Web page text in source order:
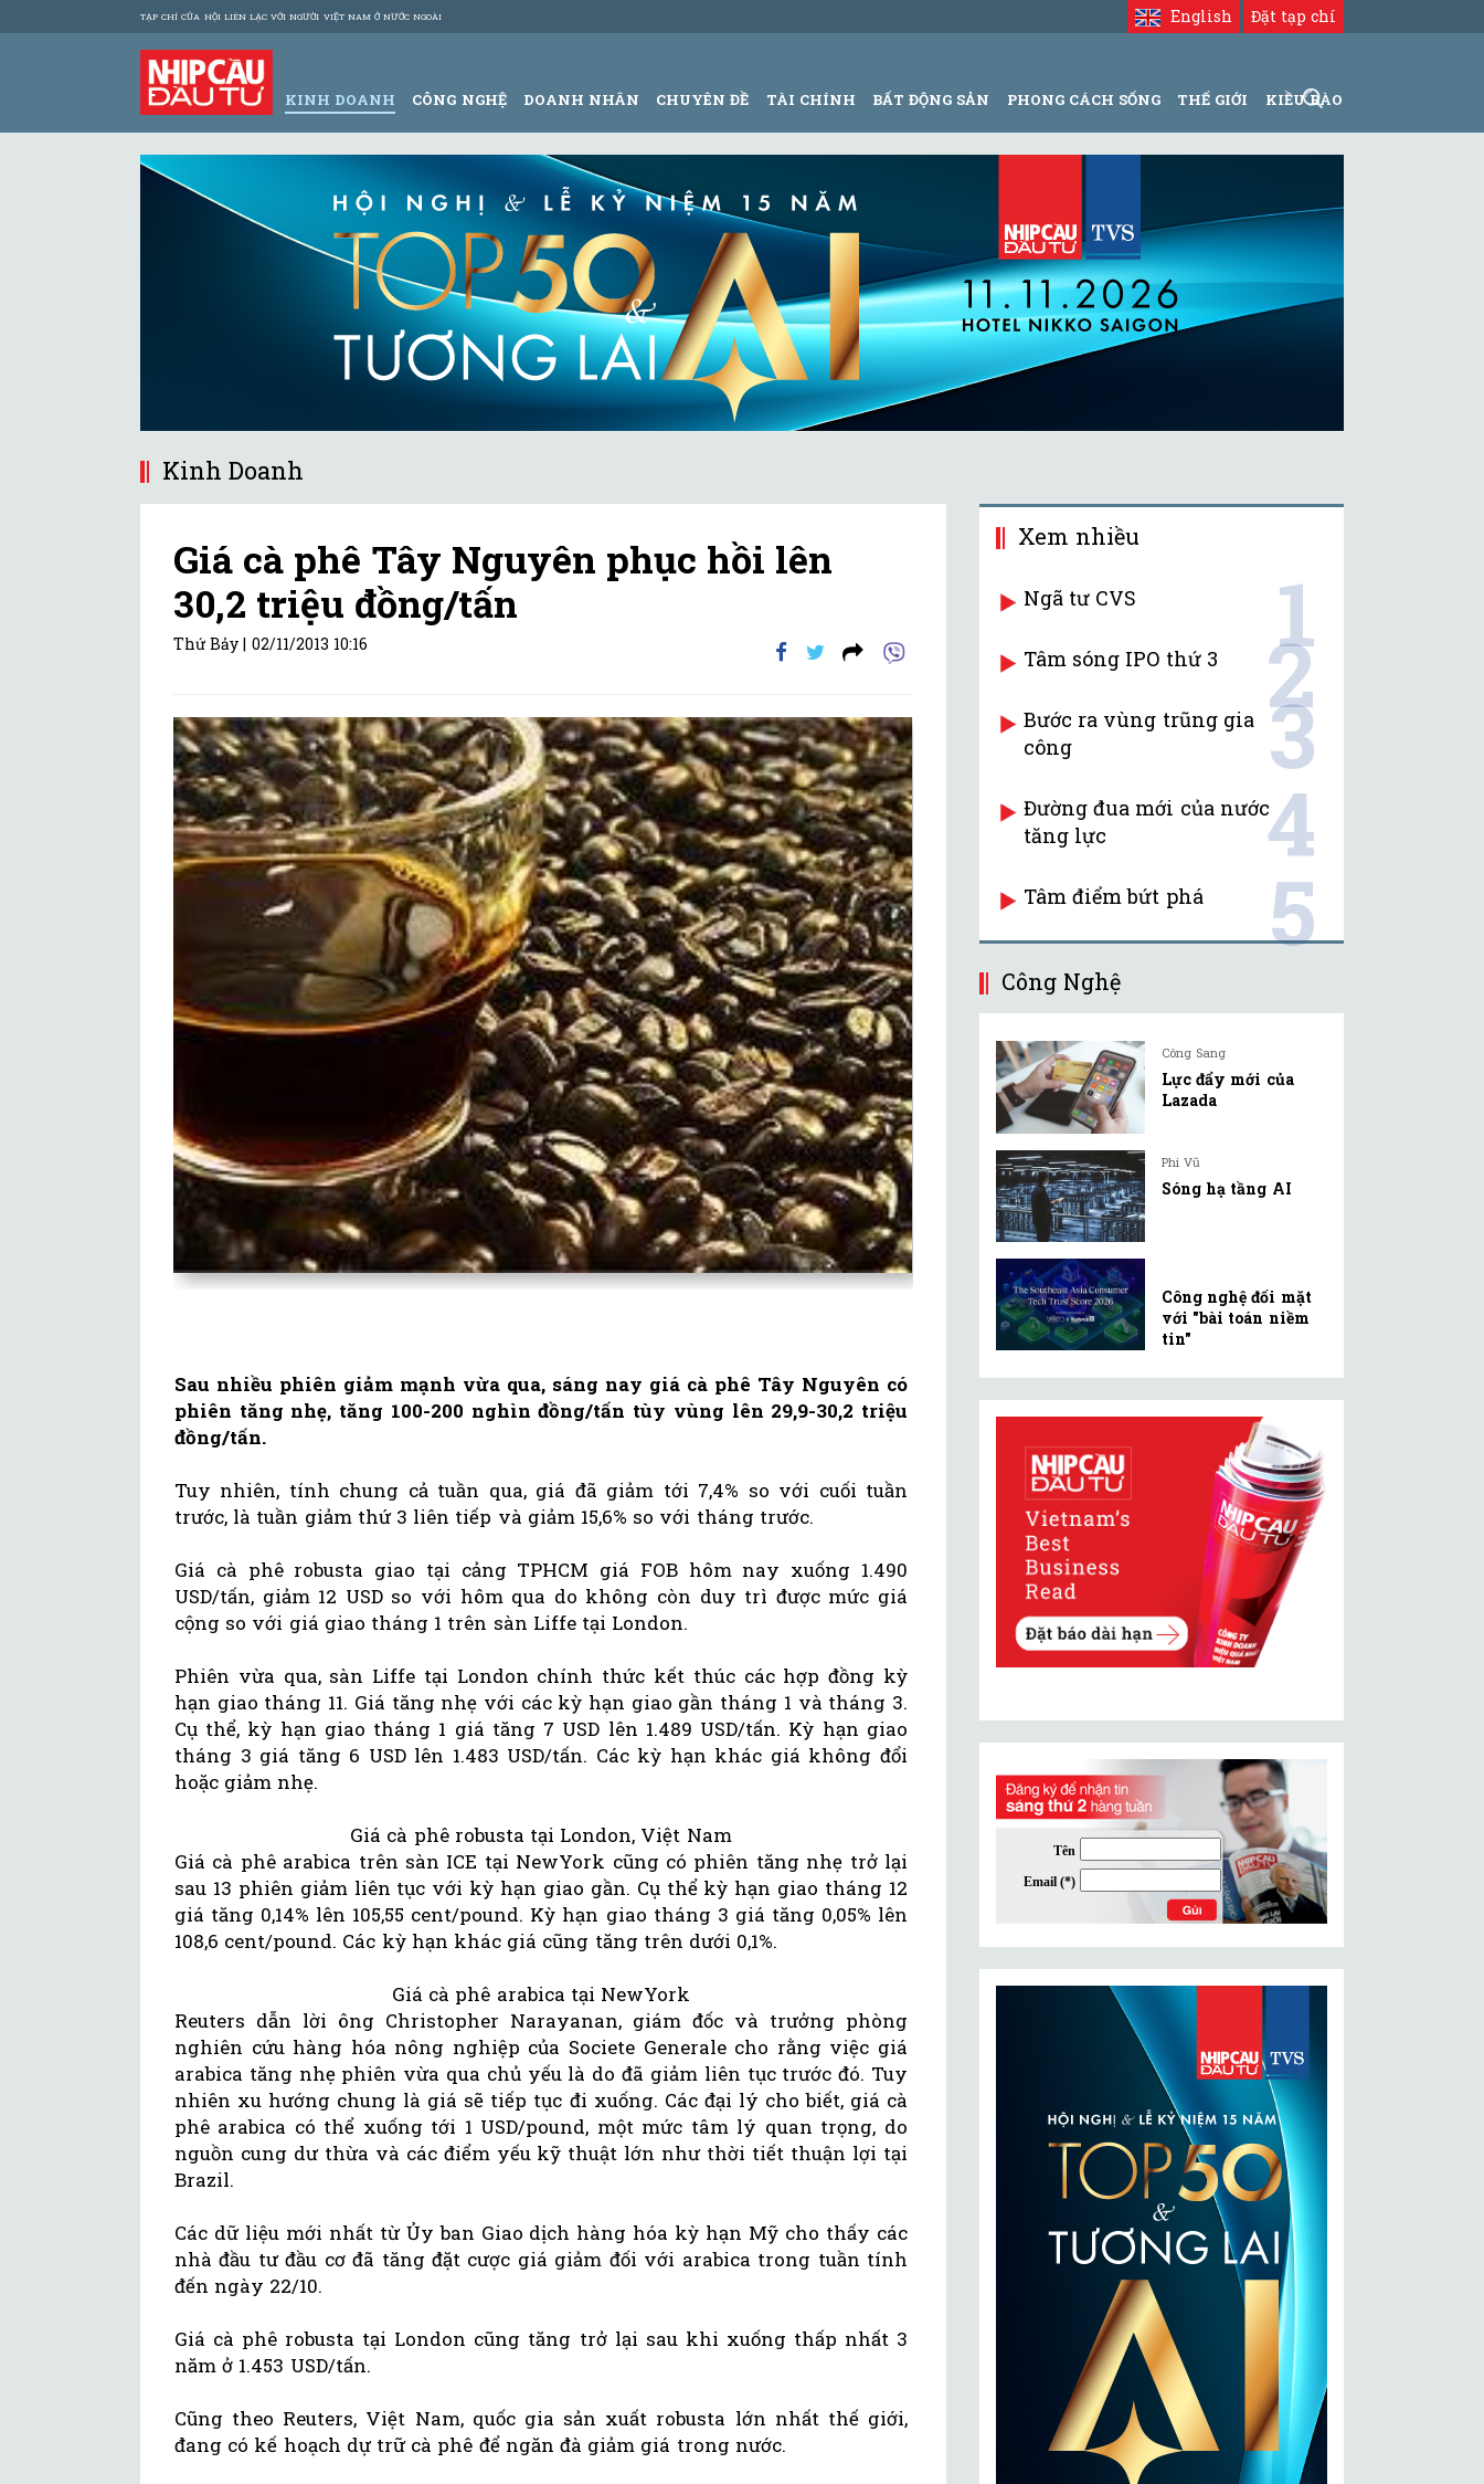
TẠP CHÍ CỦA HỘI LIÊN LẠC VỚI NGƯỜI VIỆT NAM Ở NƯỚC NGOÀI Đặt tạp chí
English
KINH DOANH CÔNG NGHỆ DOANH NHÂN CHUYÊN ĐỀ TÀI CHÍNH BẤT ĐỘNG SẢN PHONG CÁCH SỐNG THẾ GIỚI KIỀU BÀO
Kinh Doanh
Giá cà phê Tây Nguyên phục hồi lên
30,2 triệu đồng/tấn
Thứ Bảy | 02/11/2013 10:16
Sau nhiều phiên giảm mạnh vừa qua, sáng nay giá cà phê Tây Nguyên có
phiên tăng nhẹ, tăng 100-200 nghìn đồng/tấn tùy vùng lên 29,9-30,2 triệu
đồng/tấn.
Tuy nhiên, tính chung cả tuần qua, giá đã giảm tới 7,4% so với cuối tuần
trước, là tuần giảm thứ 3 liên tiếp và giảm 15,6% so với tháng trước.
Giá cà phê robusta giao tại cảng TPHCM giá FOB hôm nay xuống 1.490
USD/tấn, giảm 12 USD so với hôm qua do không còn duy trì được mức giá
cộng so với giá giao tháng 1 trên sàn Liffe tại London.
Phiên vừa qua, sàn Liffe tại London chính thức kết thúc các hợp đồng kỳ
hạn giao tháng 11. Giá tăng nhẹ với các kỳ hạn giao gần tháng 1 và tháng 3.
Cụ thể, kỳ hạn giao tháng 1 giá tăng 7 USD lên 1.489 USD/tấn. Kỳ hạn giao
tháng 3 giá tăng 6 USD lên 1.483 USD/tấn. Các kỳ hạn khác giá không đổi
hoặc giảm nhẹ.
Giá cà phê robusta tại London, Việt Nam
Giá cà phê arabica trên sàn ICE tại NewYork cũng có phiên tăng nhẹ trở lại
sau 13 phiên giảm liên tục với kỳ hạn giao gần. Cụ thể kỳ hạn giao tháng 12
giá tăng 0,14% lên 105,55 cent/pound. Kỳ hạn giao tháng 3 giá tăng 0,05% lên
108,6 cent/pound. Các kỳ hạn khác giá cũng tăng trên dưới 0,1%.
Giá cà phê arabica tại NewYork
Reuters dẫn lời ông Christopher Narayanan, giám đốc và trưởng phòng
nghiên cứu hàng hóa nông nghiệp của Societe Generale cho rằng việc giá
arabica tăng nhẹ phiên vừa qua chủ yếu là do đã giảm liên tục trước đó. Tuy
nhiên xu hướng chung là giá sẽ tiếp tục đi xuống. Các đại lý cho biết, giá cà
phê arabica có thể xuống tới 1 USD/pound, một mức tâm lý quan trọng, do
nguồn cung dư thừa và các điểm yếu kỹ thuật lớn như thời tiết thuận lợi tại
Brazil.
Các dữ liệu mới nhất từ Ủy ban Giao dịch hàng hóa kỳ hạn Mỹ cho thấy các
nhà đầu tư đầu cơ đã tăng đặt cược giá giảm đối với arabica trong tuần tính
đến ngày 22/10.
Giá cà phê robusta tại London cũng tăng trở lại sau khi xuống thấp nhất 3
năm ở 1.453 USD/tấn.
Cũng theo Reuters, Việt Nam, quốc gia sản xuất robusta lớn nhất thế giới,
đang có kế hoạch dự trữ cà phê để ngăn đà giảm giá trong nước.
Xem nhiều
Ngã tư CVS 1
Tâm sóng IPO thứ 3 2
Bước ra vùng trũng gia
công
3
Đường đua mới của nước
tăng lực
4
Tâm điểm bứt phá 5
Công Nghệ
Công Sang
Lực đẩy mới của
Lazada
Phi Vũ
Sóng hạ tầng AI
Công nghệ đối mặt
với "bài toán niềm
tin"